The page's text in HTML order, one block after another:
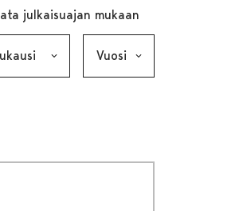
julkaisuajan mukaan